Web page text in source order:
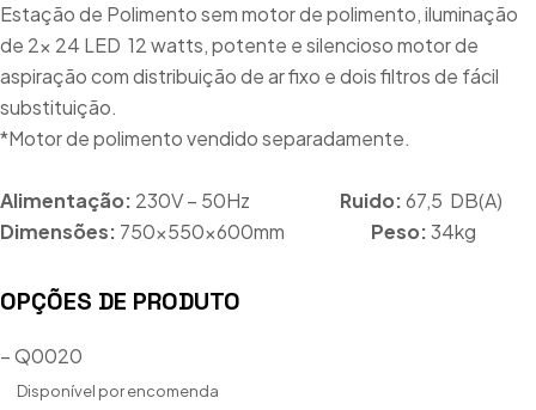
Estação de Polimento sem motor de polimento, iluminação
de 2x 24 LED 12 watts, potente e silencioso motor de
aspiração com distribuição de ar fixo e dois filtros de fácil
substituição.
*Motor de polimento vendido separadamente.
Alimentação: 230V – 50Hz Ruido:67,5 DB(A)
Dimensões: 750x550x600mm Peso:34kg
OPÇÕES DE PRODUTO
– Q0020
Disponível por encomenda